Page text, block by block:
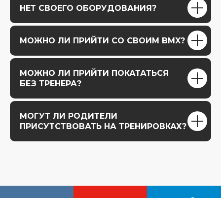
НЕТ СВОЕГО ОБОРУДОВАНИЯ?
МОЖНО ЛИ ПРИЙТИ СО СВОИМ BMX?
МОЖНО ЛИ ПРИЙТИ ПОКАТАТЬСЯ
БЕЗ ТРЕНЕРА?
МОГУТ ЛИ РОДИТЕЛИ
ПРИСУТСТВОВАТЬ НА ТРЕНИРОВКАХ?